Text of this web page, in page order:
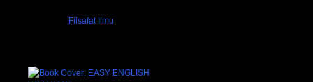
Filsafat Ilmu